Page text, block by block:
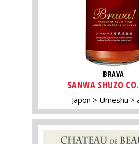
BRAVA
SANWA SHUZO
Japon Umeshu